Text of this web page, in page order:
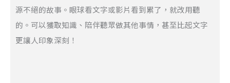
源不絕的故事。眼球看文字或影片看到累了，就改用聽
的。可以獲取知識、陪伴聽眾做其他事情，甚至比起文字
更讓人印象深刻！